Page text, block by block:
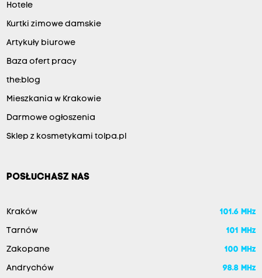
Hotele
Kurtki zimowe damskie
Artykuły biurowe
Baza ofert pracy
the:blog
Mieszkania w Krakowie
Darmowe ogłoszenia
Sklep z kosmetykami tolpa.pl
POSŁUCHASZ NAS
Kraków 101.6 MHz
Tarnów 101 MHz
Zakopane 100 MHz
Andrychów 98.8 MHz